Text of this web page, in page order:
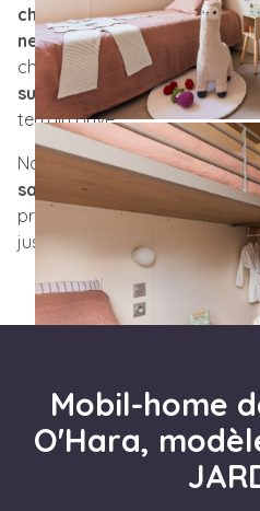
chaque étapede votre projet
neuf ou d’occasion
: conseil
choisir votre modèle,
sur parcelle
, que ce soit en
terrain privé.
Notre objectif : vous offrir un
sans contraintes , grâce à
professionnels à votre écoute
jusqu’à la mise en place de
Mobil-home
O'Hara,